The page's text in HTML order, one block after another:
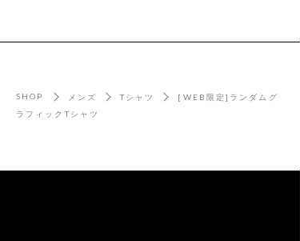
SHOP メンズ Tシャツ
[WEB限定]ランダムグ
ラフィックTシャツ